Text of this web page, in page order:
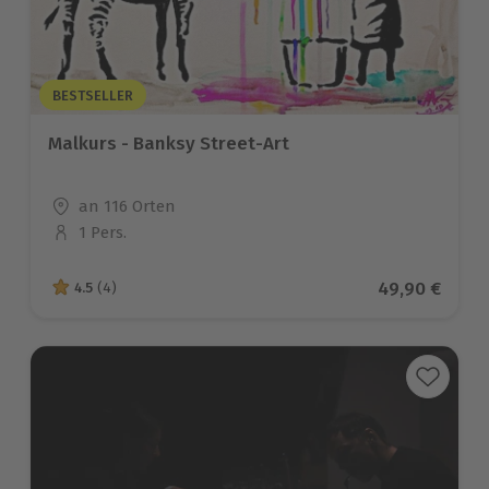
BESTSELLER
Malkurs - Banksy Street-Art
Standort
an 116 Orten
Anzahl der Teilnehmer
1 Pers.
4.5 von 5 Sternen basierend auf 4 Bewertungen
4.5 (4) Aktueller
49,90 €